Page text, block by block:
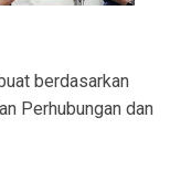
berdasarkan
Perhubungan dan